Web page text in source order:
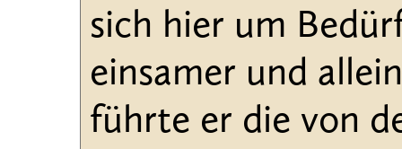
sich hier um
einsamer und
führte er die von